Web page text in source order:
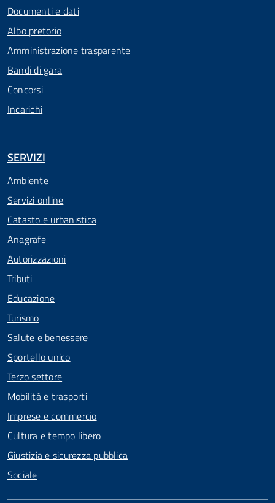
Documenti e dati
Albo pretorio
Amministrazione trasparente
Bandi di gara
Concorsi
Incarichi
SERVIZI
Ambiente
Servizi online
Catasto e urbanistica
Anagrafe
Autorizzazioni
Tributi
Educazione
Turismo
Salute e benessere
Sportello unico
Terzo settore
Mobilità e trasporti
Imprese e commercio
Cultura e tempo libero
Giustizia e sicurezza pubblica
Sociale